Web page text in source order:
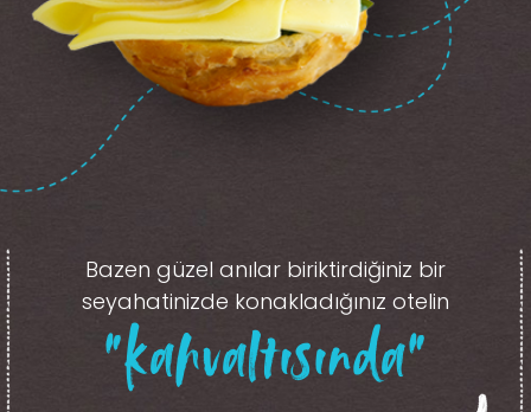
Bazen güzel anılar biriktirdiğiniz bir
seyahatinizde konakladığınız otelin
“kahvaltısında”